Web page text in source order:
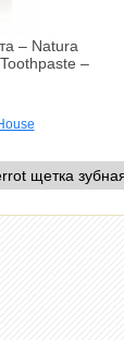
– Natura
–
щетка